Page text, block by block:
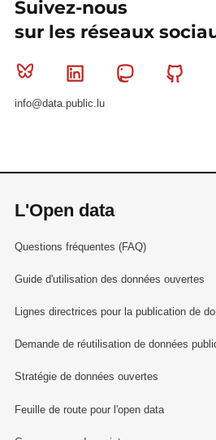
Suivez-nous
sur les réseaux
Bluesky Linkedin Mastodon
info@data.public.lu
L'Open data
Questions fréquentes (FAQ)
Guide d'utilisation des données ouvertes
Lignes directrices pour la publication de
Demande de réutilisation de données
Stratégie de données ouvertes
Feuille de route pour l'open data